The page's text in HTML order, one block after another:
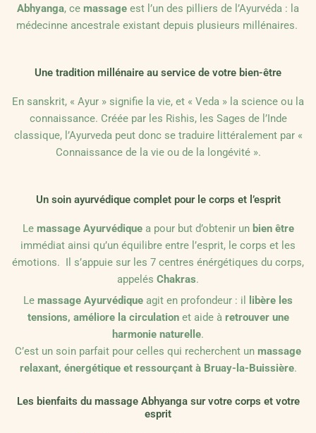
Abhyanga, ce massage est l’un des pilliers de l’Ayurvéda : la
médecinne ancestrale existant depuis plusieurs millénaires.
Une tradition millénaire au service de votre bien-être
En sanskrit, « Ayur » signifie la vie, et « Veda » la science ou la
connaissance. Créée par les Rishis, les Sages de l’Inde
classique, l’Ayurveda peut donc se traduire littéralement par «
Connaissance de la vie ou de la longévité ».
Un soin ayurvédique complet pour le corps et l’esprit
Le massage Ayurvédiquea pour but d’obtenir un bien être
immédiat ainsi qu’un équilibre entre l’esprit, le corps et les
émotions. Il s’appuie sur les 7 centres énérgétiques du corps,
appelés Chakras.
Le massage Ayurvédique agit en profondeur : il
libère les
tensions, améliore la circulationet aide à retrouver une
harmonie naturelle.
C’est un soin parfait pour celles qui recherchent un massage
relaxant, énergétique et ressourçant à Bruay-la-Buissière.
Les bienfaits du massage Abhyanga sur votre corps et votre
esprit